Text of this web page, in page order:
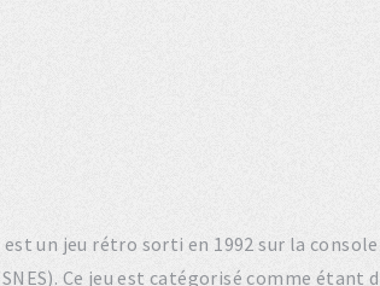
est un jeu rétro sorti en 1992 sur la
Ce jeu est catégorisé comme étant